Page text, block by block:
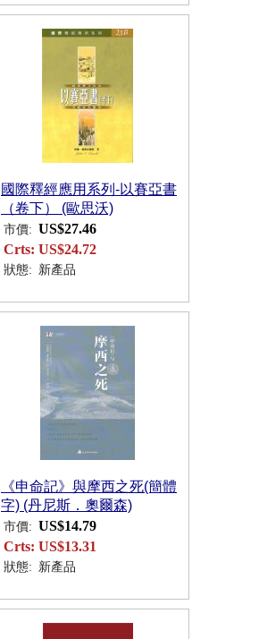
國際釋經應用系列-以賽亞書
（卷下） (歐思沃)
市價: US$27.46
Crts: US$24.72
狀態: 新產品
《申命記》與摩西之死(簡體
字) (丹尼斯．奧爾森)
市價: US$14.79
Crts: US$13.31
狀態: 新產品